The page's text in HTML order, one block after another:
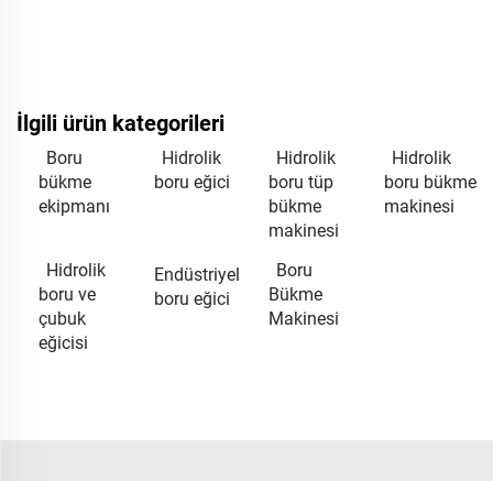
İlgili ürün kategorileri
Boru
bükme
ekipmanı
Hidrolik
boru eğici
Hidrolik
boru tüp
bükme
makinesi
Hidrolik
boru bükme
makinesi
Hidrolik
boru ve
çubuk
eğicisi
Endüstriyel
boru eğici
Boru
Bükme
Makinesi